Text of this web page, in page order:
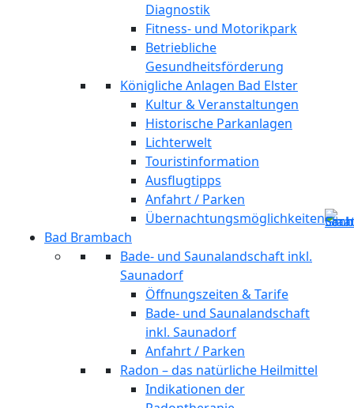
Diagnostik
Fitness- und Motorikpark
Betriebliche
Gesundheitsförderung
Königliche Anlagen Bad Elster
Kultur & Veranstaltungen
Historische Parkanlagen
Lichterwelt
Touristinformation
Ausflugtipps
Anfahrt / Parken
Übernachtungsmöglichkeiten
Bad Brambach
Bade- und Saunalandschaft inkl.
Saunadorf
Öffnungszeiten & Tarife
Bade- und Saunalandschaft
inkl. Saunadorf
Anfahrt / Parken
Radon – das natürliche Heilmittel
Indikationen der